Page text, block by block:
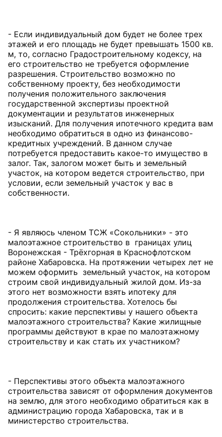
- Если индивидуальный дом будет не более трех
этажей и его площадь не будет превышать 1500 кв.
м, то, согласно Градостроительному кодексу, на
его строительство не требуется оформление
разрешения. Строительство возможно по
собственному проекту, без необходимости
получения положительного заключения
государственной экспертизы проектной
документации и результатов инженерных
изысканий. Для получения ипотечного кредита вам
необходимо обратиться в одно из финансово-
кредитных учреждений. В данном случае
потребуется предоставить какое-то имущество в
залог. Так, залогом может быть и земельный
участок, на котором ведется строительство, при
условии, если земельный участок у вас в
собственности.
- Я являюсь членом ТСЖ «Сокольники» - это
малоэтажное строительство в границах улиц
Воронежская - Трёхгорная в Краснофлотском
районе Хабаровска. На протяжении четырех лет не
можем оформить земельный участок, на котором
строим свой индивидуальный жилой дом. Из-за
этого нет возможности взять ипотеку для
продолжения строительства. Хотелось бы
спросить: какие перспективы у нашего объекта
малоэтажного строительства? Какие жилищные
программы действуют в крае по малоэтажному
строительству и как стать их участником?
- Перспективы этого объекта малоэтажного
строительства зависят от оформления документов
на землю, для этого необходимо обратиться как в
администрацию города Хабаровска, так и в
министерство строительства.